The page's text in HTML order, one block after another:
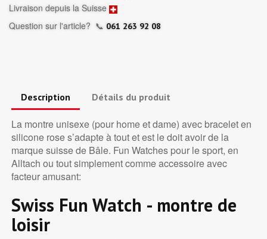
Livraison depuis la Suisse
Question sur l'article? 📞 061 263 92 08
Description Détails du produit
La montre unisexe (pour home et dame) avec bracelet en
silicone rose s’adapte à tout et est le doit avoir de la
marque suisse de Bâle. Fun Watches pour le sport, en
Alltach ou tout simplement comme accessoire avec
facteur amusant:
Swiss Fun Watch - montre de
loisir